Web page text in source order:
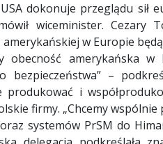
dokonuje przeglądu sił
wiceminister. Cezary
amerykańskiej w Europie
obecność amerykańska
–
i
firmy. „Chcemy
systemów PrSM do